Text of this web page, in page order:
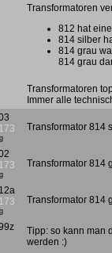
Transformatoren
812 hat
814 silber
814 grau
814 grau
Transformatoren
Immer alle
Transformator 814
Transformator 814
Transformator 814
Tipp: so kann man
werden :)